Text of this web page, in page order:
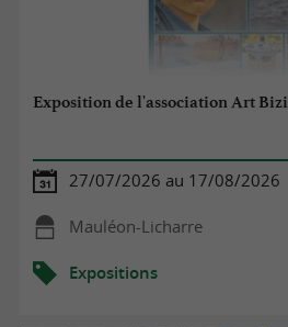
Exposition de l'association Art Bizi
27/07/2026 au 17/08/2026
Mauléon-Licharre
Expositions